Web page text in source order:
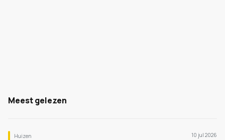
Meest gelezen
Huizen 10 jul 2026